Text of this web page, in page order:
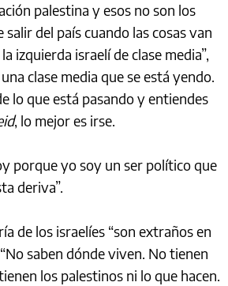
palestina y esos no son los
del país cuando las cosas van
izquierda israelí de clase media”,
clase media que se está yendo.
lo que está pasando y entiendes
, lo mejor es irse.
porque yo soy un ser político que
deriva”.
de los israelíes “son extraños en
saben dónde viven. No tienen
los palestinos ni lo que hacen.